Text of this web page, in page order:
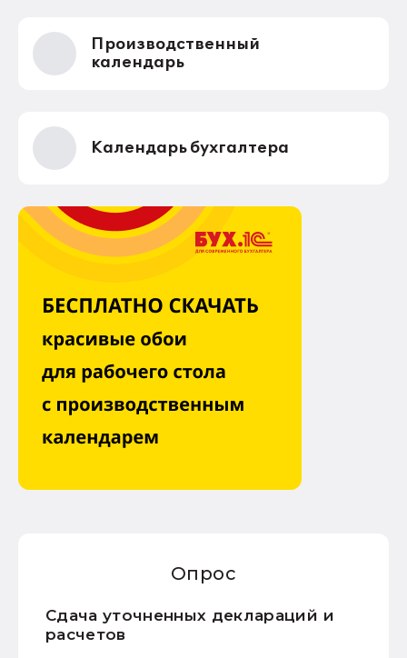
только для многодетных семей. Теперь при
незначительном превышении доходов таких семей
показателей прожиточного минимума пособие они
все равно получают. Но других семей это не
Производственный
календарь
Календарь бухгалтера
Опрос
Сдача уточненных деклараций и
расчетов